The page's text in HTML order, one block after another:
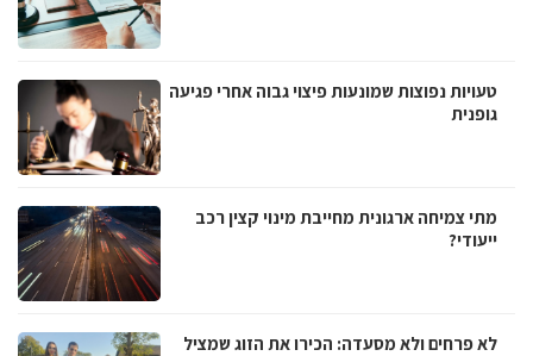
טעויות נפוצות שמונעות פיצוי גבוה אחרי פגיעה
גופנית
מתי צמיחה ארגונית מחייבת מינוי קצין רכב
ייעודי?
לא פרחים ולא מסעדה: הכירו את הזוג שמציל